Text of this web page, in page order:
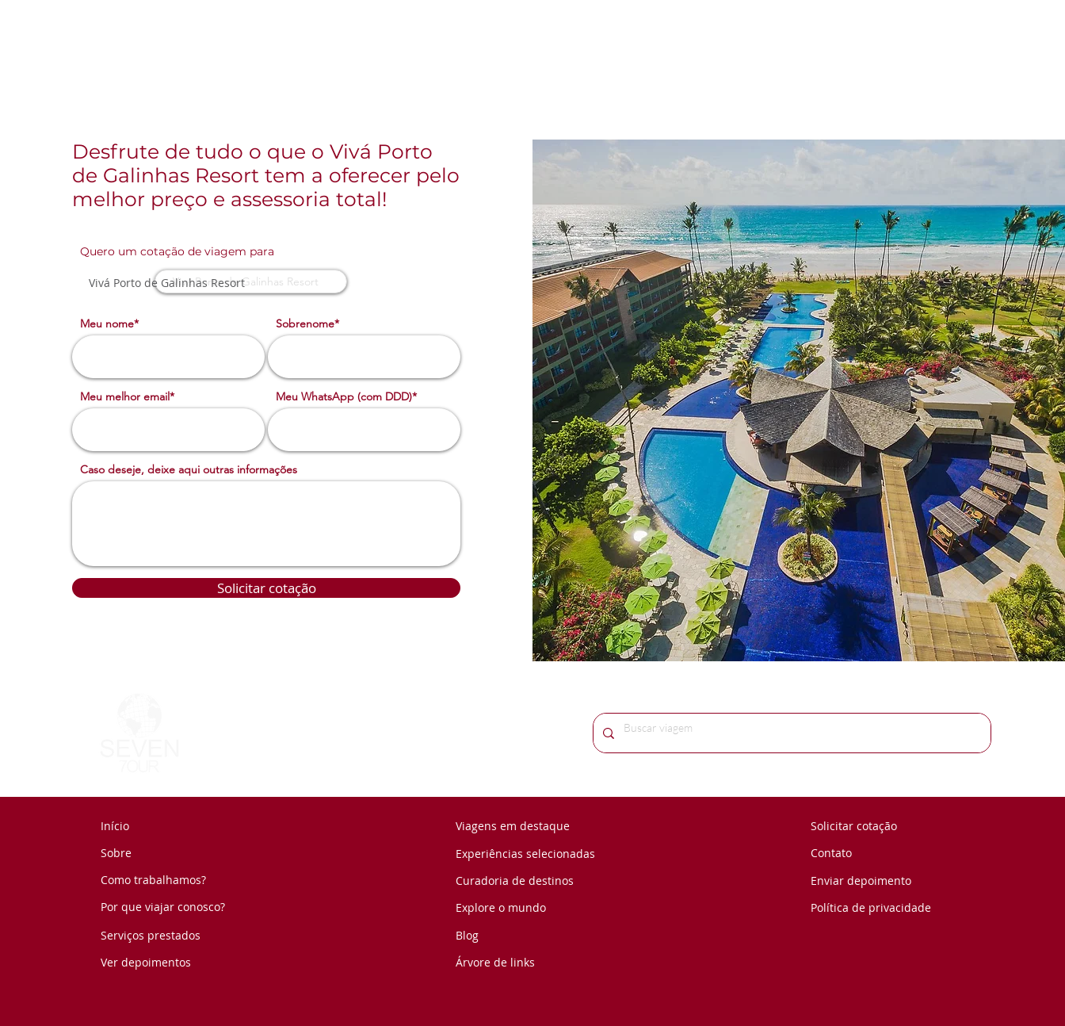
Desfrute de tudo o que o Vivá Porto
de Galinhas Resort​ tem a oferecer pelo
melhor preço e assessoria total!
Quero um cotação de viagem para
Vivá Porto de Galinhas Resort​
Meu nome* Sobrenome*
Meu melhor email* Meu WhatsApp (com DDD)*
Caso deseje, deixe aqui outras informações
Solicitar cotação
Início
Sobre
Como trabalhamos?
Por que viajar conosco?
Serviços prestados
Ver depoimentos
Viagens em destaque
Experiências selecionadas
Curadoria de destinos
Explore o mundo
Blog
Árvore de links
Solicitar cotação
Contato
Enviar depoimento
Política de privacidade